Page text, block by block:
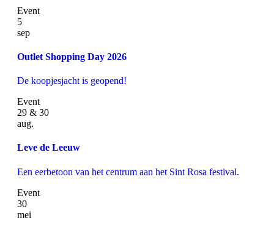
Event
5
sep
Outlet Shopping Day 2026
De koopjesjacht is geopend!
Event
29 & 30
aug.
Leve de Leeuw
Een eerbetoon van het centrum aan het Sint Rosa festival.
Event
30
mei